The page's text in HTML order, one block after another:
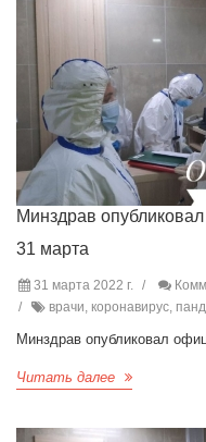
Минздрав опубликовал
31 марта
31 марта 2022 г.
врачи, коронавирус,
Минздрав опубликовал
Читать далее